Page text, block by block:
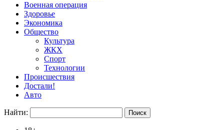
Военная операция
Здоровье
Экономика
Общество
Культура
ЖКХ
Спорт
Технологии
Происшествия
Достали!
Авто
Найти: